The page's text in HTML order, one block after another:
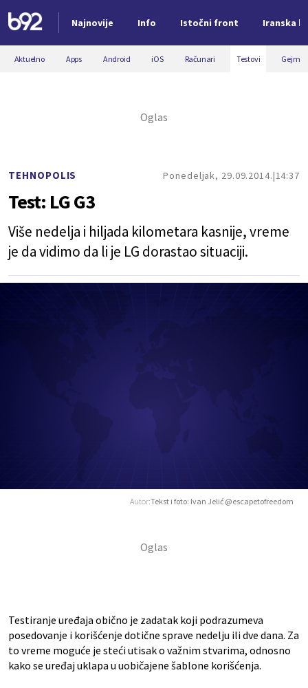
Najnovije Info Istočni front Iranska
Nova vest
Aktuelno Apps Android iOS Računari Testovi
TEHNOPOLIS Ponedeljak, 29.09.2014. 14:37
Test: LG G3
Više nedelja i hiljada kilometara kasnije, vreme
je da vidimo da li je LG dorastao situaciji.
Autor:Tekst i foto: Ivan Jelić @escapetofreedom
Testiranje uređaja obično je zadatak koji podrazumeva
posedovanje i korišćenje dotične sprave nedelju ili dve dana. Za
to vreme moguće je steći utisak o važnim stvarima, odnosno
kako se uređaj uklapa u uobičajene šablone korišćenja.